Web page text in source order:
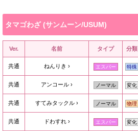
タマゴわざ (サンムーン/USUM)
Ver. 名前 タイプ 分類
共通 ねんりき エスパー 特殊
共通 アンコール ノーマル 変化
共通 すてみタックル ノーマル 物理
共通 ドわすれ エスパー 変化